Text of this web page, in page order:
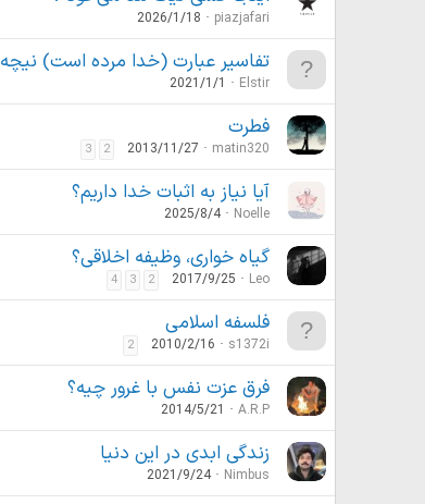
piazjafari
2026/1/18
تفاسير عبارت (خدا مرده است) نيچه
Elstir
2021/1/1
فطرت
matin320
2013/11/27
2
3
آیا نیاز به اثبات خدا داریم؟
Noelle
2025/8/4
گیاه خواری، وظیفه اخلاقی؟
Leo
2017/9/25
2
3
4
فلسفه اسلامی
s1372i
2010/2/16
2
فرق عزت نفس با غرور چیه؟
A.R.P
2014/5/21
زندگی ابدی در این دنیا
Nimbus
2021/9/24